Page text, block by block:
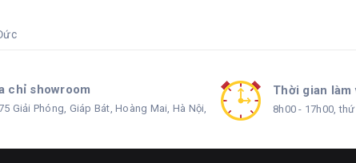
chỉ showroom
Giải Phóng, Giáp Bát, Hoàng Mai, Hà Nội,
Thời gian làm
8h00 - 17h00,